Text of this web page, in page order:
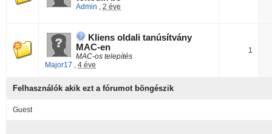
Admin , 2 éve
Kliens oldali tanúsítvány
MAC-en
MAC-os telepítés
Major17 , 4 éve
1
Felhasználók akik ezt a fórumot böngészik
Guest